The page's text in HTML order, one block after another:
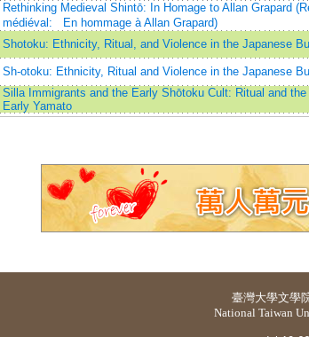
Rethinking Medieval Shintō: In Homage to Allan Grapard
médiéval: En hommage à Allan Grapard)
Shotoku: Ethnicity, Ritual, and Violence in the Japanese
Sh-otoku: Ethnicity, Ritual and Violence in the Japanese
Silla Immigrants and the Early Shōtoku Cult: Ritual and
Early Yamato
臺灣大學文學
National Taiwan